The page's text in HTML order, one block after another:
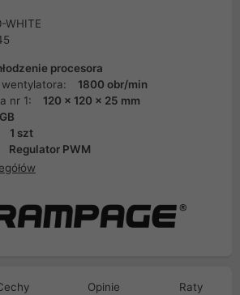
WHITE
procesora
1800 obr/min
nr 1:
120 x 120 x 25 mm
1 szt
Regulator PWM
Opinie Raty